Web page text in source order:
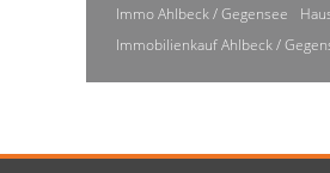
Immo Ahlbeck / Gegensee
Immobilienkauf Ahlbeck /